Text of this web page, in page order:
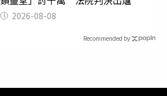
2026-08-08
Recommended by